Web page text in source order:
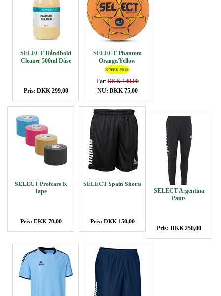
SELECT Håndbold
Cleaner 500ml Dåse
Pris: DKK 299,00
SELECT Phantom
Orange/Yellow
Håndbold
Før:DKK 149,00
NU: DKK 75,00
SELECT Profcare K
Tape
Pris: DKK 79,00
SELECT Spain Shorts
Pris: DKK 150,00
SELECT Argentina
Pants
Pris: DKK 250,00